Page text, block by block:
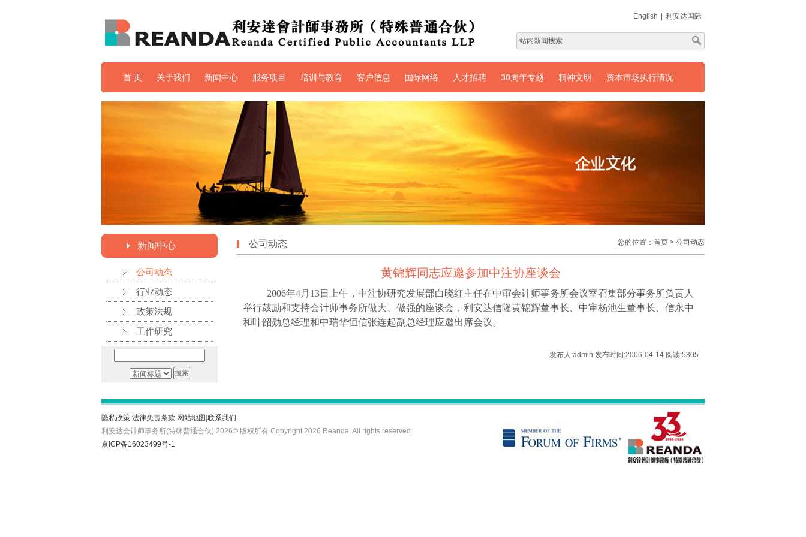
English 利安达国际
首 页 关于我们 新闻中心 服务项目 培训与教育 客户信息 国际网络 人才招聘 30周年专题 精神文明 资本市场执行情况
新闻中心
公司动态
行业动态
政策法规
工作研究
您的位置： 首页 > 公司动态
公司动态
黄锦辉同志应邀参加中注协座谈会
2006年4月13日上午，中注协研究发展部白晓红主任在中审会计师事务所会议室召集部分事务所负责人
举行鼓励和支持会计师事务所做大、做强的座谈会，利安达信隆黄锦辉董事长、中审杨池生董事长、信永中
和叶韶勋总经理和中瑞华恒信张连起副总经理应邀出席会议。
发布人:admin 发布时间:2006-04-14 阅读:5305
隐私政策 法律免责条款 网站地图 联系我们
利安达会计师事务所(特殊普通合伙) 2026© 版权所有 Copyright 2026 Reanda. All rights reserved.
京ICP备16023499号-1